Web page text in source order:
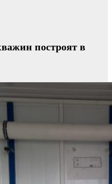
построят в